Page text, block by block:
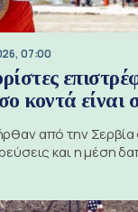
07:00
κοντά είναι
από την Σερβία
και η μέση